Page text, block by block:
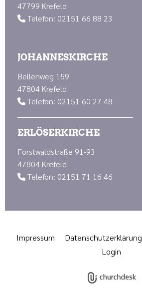
47799 Krefeld
 Telefon: 02151 66 88 23
JOHANNESKIRCHE
Bellenweg 159
47804 Krefeld
 Telefon: 02151 60 27 48
ERLÖSERKIRCHE
Forstwaldstraße 91-93
47804 Krefeld
 Telefon: 02151 71 16 46
Impressum Datenschutzerklärung
Login